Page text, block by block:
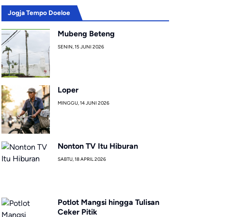
Jogja Tempo Doeloe
Mubeng Beteng
SENIN, 15 JUNI 2026
Loper
MINGGU, 14 JUNI 2026
Nonton TV Itu Hiburan
SABTU, 18 APRIL 2026
Potlot Mangsi hingga Tulisan
Ceker Pitik